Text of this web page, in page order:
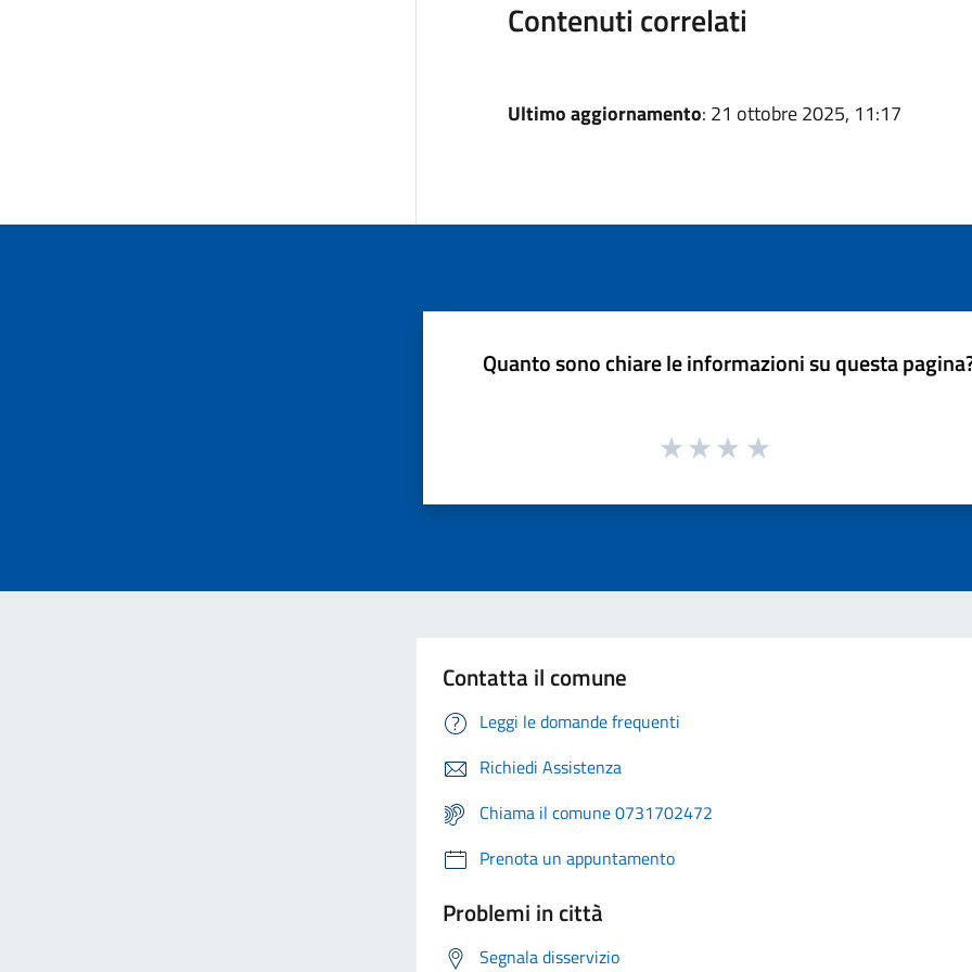
Contenuti correlati
Ultimo aggiornamento: 21 ottobre 2025, 11:17
Quanto sono chiare le informazioni su questa
Contatta il comune
Leggi le domande frequenti
Richiedi Assistenza
Chiama il comune 0731702472
Prenota un appuntamento
Problemi in città
Segnala disservizio